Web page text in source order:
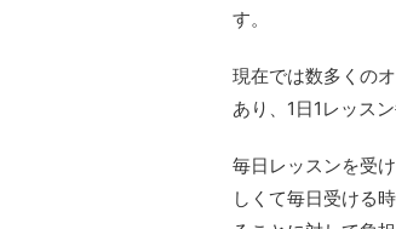
す。
現在では数多くの
あり、1日1レッス
毎日レッスンを受
しくて毎日受ける